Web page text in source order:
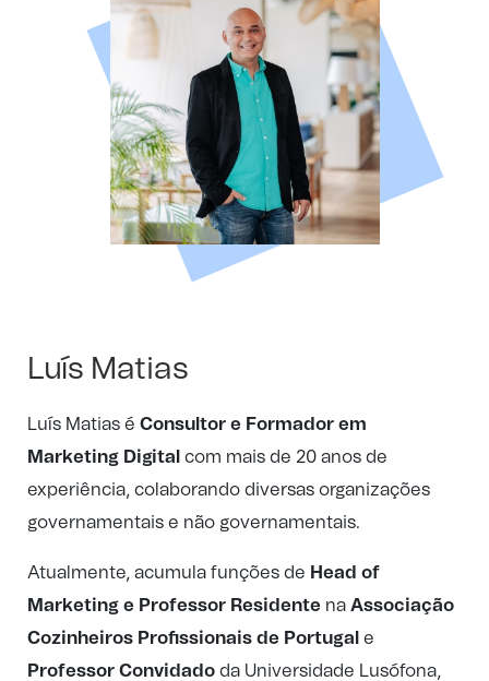
Luís Matias
Luís Matias é Consultor e Formador em
Marketing Digital com mais de 20 anos de
experiência, colaborando diversas organizações
governamentais e não governamentais.
Atualmente, acumula funções de Head of
Marketing e Professor Residente na Associação
Cozinheiros Profissionais de Portugal e
Professor Convidado da Universidade Lusófona,